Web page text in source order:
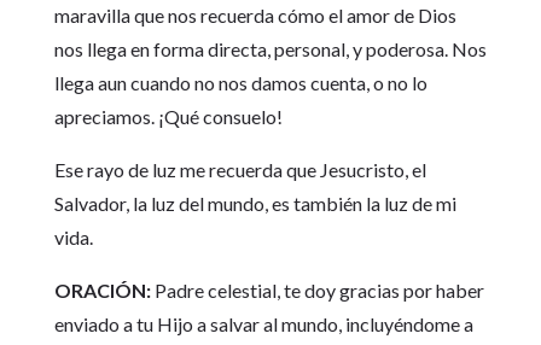
maravilla que nos recuerda cómo el amor de Dios
nos llega en forma directa, personal, y poderosa. Nos
llega aun cuando no nos damos cuenta, o no lo
apreciamos. ¡Qué consuelo!
Ese rayo de luz me recuerda que Jesucristo, el
Salvador, la luz del mundo, es también la luz de mi
vida.
ORACIÓN:Padre celestial, te doy gracias por haber
enviado a tu Hijo a salvar al mundo, incluyéndome a